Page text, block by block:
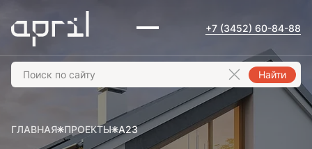
+7 (3452) 60-84-88
Найти
ГЛАВНАЯ ПРОЕКТЫ A23